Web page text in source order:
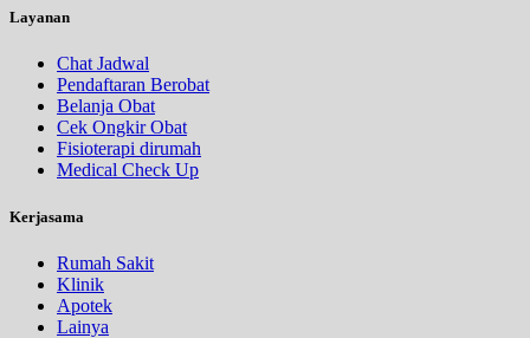
Layanan
Chat Jadwal
Pendaftaran Berobat
Belanja Obat
Cek Ongkir Obat
Fisioterapi dirumah
Medical Check Up
Kerjasama
Rumah Sakit
Klinik
Apotek
Lainya